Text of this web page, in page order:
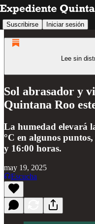
Suscribirse Iniciar sesión
Lee sin
Sol abrasador y
Quintana Roo
La humedad elevará
°C en algunos
y 16:00 horas.
may 19, 2025
Escucha